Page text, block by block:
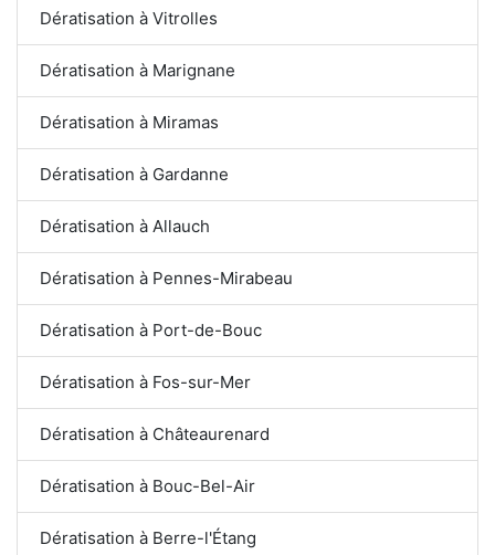
Dératisation à Vitrolles
Dératisation à Marignane
Dératisation à Miramas
Dératisation à Gardanne
Dératisation à Allauch
Dératisation à Pennes-Mirabeau
Dératisation à Port-de-Bouc
Dératisation à Fos-sur-Mer
Dératisation à Châteaurenard
Dératisation à Bouc-Bel-Air
Dératisation à Berre-l'Étang